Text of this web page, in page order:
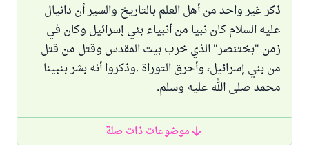
ذكر غير واحد من أهل العلم بالتاريخ والسير أن دانيال
عليه السلام كان نبيا من أنبياء بني إسرائيل وكان في
زمن "بختنصر" الذي خرب بيت المقدس وقتل من قتل
من بني إسرائيل، وأحرق التوراة .وذكروا أنه بشر بنبينا
محمد صلى الله عليه وسلم.
موضوعات ذات صلة